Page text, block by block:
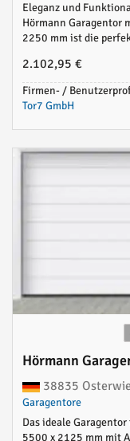
Eleganz und
Hörmann Garagentor
2250 mm ist die
2.102,95 €
Firmen- /
Tor7 GmbH
Hörmann
38835
Garagentore
Das ideale
5500 x 2125 mm mit